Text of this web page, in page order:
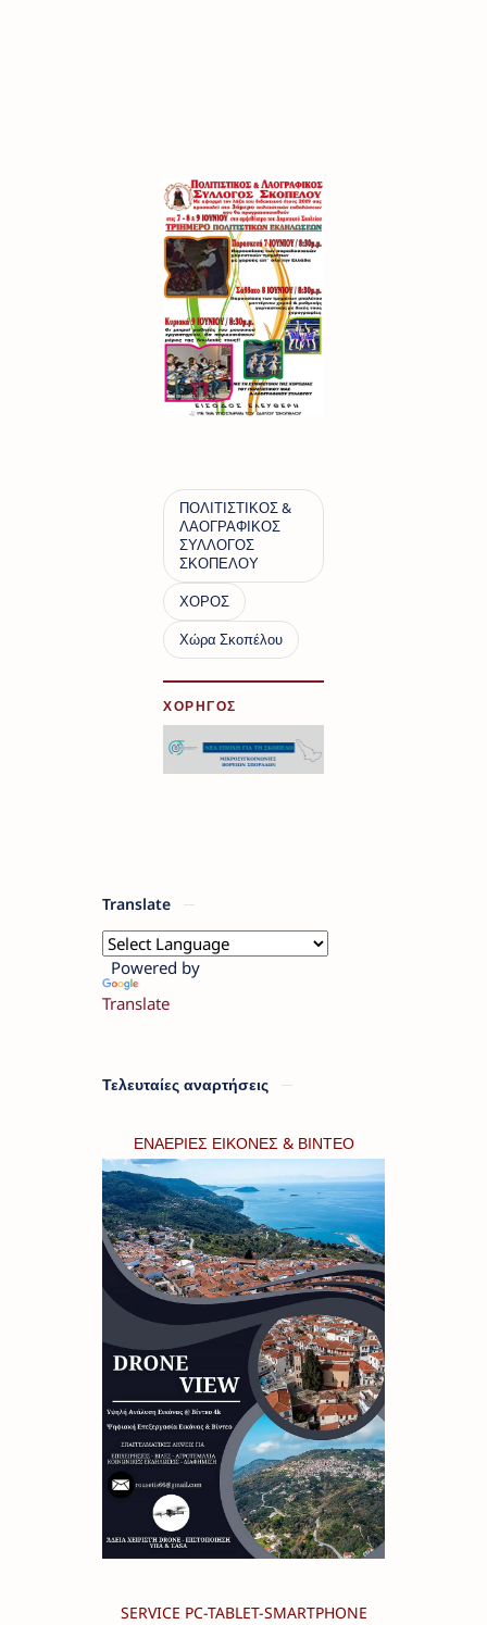
ΧΟΡΗΓΟΣ
Translate
Powered by
Translate
Τελευταίες αναρτήσεις
ΕΝΑΕΡΙΕΣ ΕΙΚΟΝΕΣ & ΒΙΝΤΕΟ
SERVICE PC-TABLET-SMARTPHONE